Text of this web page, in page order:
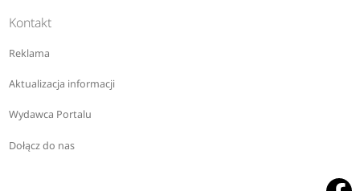
Kontakt
Reklama
Aktualizacja informacji
Wydawca Portalu
Dołącz do nas